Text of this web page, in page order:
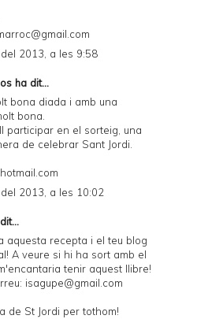
del 2013, a les 9:58
ha dit...
bona diada i amb una
bona.
participar en el sorteig, una
de celebrar Sant Jordi.
del 2013, a les 10:02
aquesta recepta i el teu blog
A veure si hi ha sort amb el
tenir aquest llibre!
isagupe@gmail.com
de St Jordi per tothom!